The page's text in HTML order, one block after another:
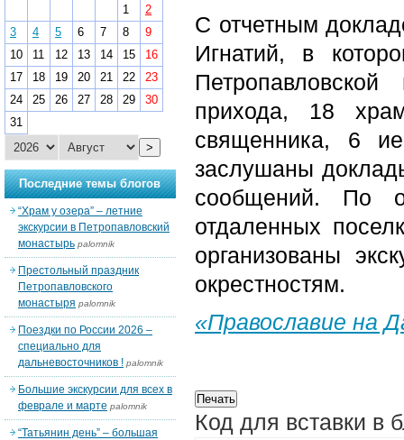
С отчетным
Игнатий, в
прихода, 18
священника, 6
заслушаны
сообщений. По
отдаленных
организованы
окрестностям.
«Православие на
Код для вставки в
1
2
3
4 5 6 7 8
9
10
11 12 13 14 15
16
17
18 19 20 21 22
23
24
25 26 27 28 29
30
31
>
Последние темы блогов
“Храм у озера” – летние
экскурсии в Петропавловский
монастырь palomnik
Престольный праздник
Петропавловского
монастыря palomnik
Поездки по России 2026 –
специально для
дальневосточников ! palomnik
Большие экскурсии для всех в
феврале и марте palomnik
“Татьянин день” – большая